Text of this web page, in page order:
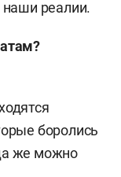
наши реалии.
боролись
же можно